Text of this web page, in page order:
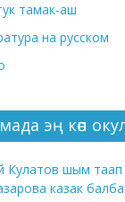
тамак-аш
на русском
эң көп
Кулатов шым
казак